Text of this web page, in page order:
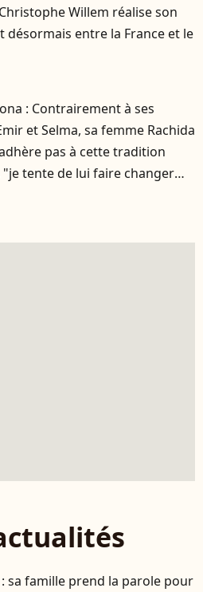
Willem réalise son
désormais entre la France et le
: Contrairement à ses
et Selma, sa femme Rachida
pas à cette tradition
tente de lui faire changer
: sa famille prend la parole pour